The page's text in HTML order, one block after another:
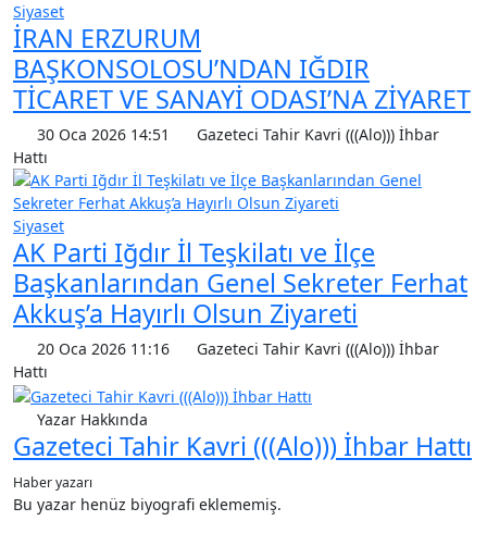
Siyaset
İRAN ERZURUM
BAŞKONSOLOSU’NDAN IĞDIR
TİCARET VE SANAYİ ODASI’NA ZİYARET
30 Oca 2026 14:51
Gazeteci Tahir Kavri (((Alo))) İhbar
Hattı
Siyaset
AK Parti Iğdır İl Teşkilatı ve İlçe
Başkanlarından Genel Sekreter Ferhat
Akkuş’a Hayırlı Olsun Ziyareti
20 Oca 2026 11:16
Gazeteci Tahir Kavri (((Alo))) İhbar
Hattı
Yazar Hakkında
Gazeteci Tahir Kavri (((Alo))) İhbar Hattı
Haber yazarı
Bu yazar henüz biyografi eklememiş.